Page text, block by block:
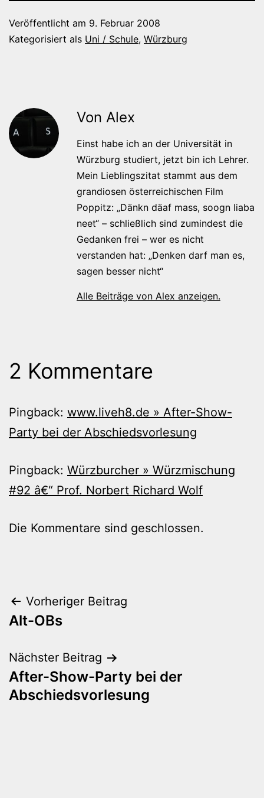
Veröffentlicht am 9. Februar 2008
Kategorisiert als Uni / Schule, Würzburg
Von Alex
Einst habe ich an der Universität in
Würzburg studiert, jetzt bin ich Lehrer.
Mein Lieblingszitat stammt aus dem
grandiosen österreichischen Film
Poppitz: „Dänkn däaf mass, soogn liaba
neet“ – schließlich sind zumindest die
Gedanken frei – wer es nicht
verstanden hat: „Denken darf man es,
sagen besser nicht“
Alle Beiträge von Alex anzeigen.
2 Kommentare
Pingback: www.liveh8.de » After-Show-
Party bei der Abschiedsvorlesung
Pingback: Würzburcher » Würzmischung
#92 â€“ Prof. Norbert Richard Wolf
Die Kommentare sind geschlossen.
Beitragsnavigation
Vorheriger Beitrag
Alt-OBs
Nächster Beitrag
After-Show-Party bei der
Abschiedsvorlesung